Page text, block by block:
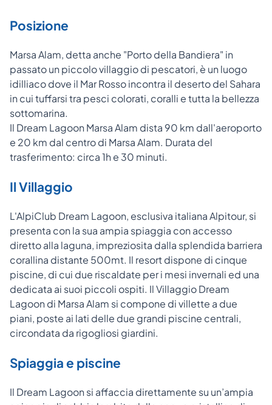
Posizione
Marsa Alam, detta anche "Porto della Bandiera" in
passato un piccolo villaggio di pescatori, è un luogo
idilliaco dove il Mar Rosso incontra il deserto del Sahara
in cui tuffarsi tra pesci colorati, coralli e tutta la bellezza
sottomarina.
Il Dream Lagoon Marsa Alam dista 90 km dall'aeroporto
e 20 km dal centro di Marsa Alam. Durata del
trasferimento: circa 1h e 30 minuti.
Il Villaggio
L'AlpiClub Dream Lagoon, esclusiva italiana Alpitour, si
presenta con la sua ampia spiaggia con accesso
diretto alla laguna, impreziosita dalla splendida barriera
corallina distante 500mt. Il resort dispone di cinque
piscine, di cui due riscaldate per i mesi invernali ed una
dedicata ai suoi piccoli ospiti. Il Villaggio Dream
Lagoon di Marsa Alam si compone di villette a due
piani, poste ai lati delle due grandi piscine centrali,
circondata da rigogliosi giardini.
Spiaggia e piscine
Il Dream Lagoon si affaccia direttamente su un’ampia